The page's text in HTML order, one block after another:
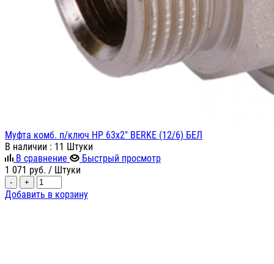
Муфта комб. п/ключ НР 63х2" BERKE (12/6) БЕЛ
В наличии : 11 Штуки
В сравнение
Быстрый просмотр
1 071 руб. / Штуки
- +
Добавить в корзину